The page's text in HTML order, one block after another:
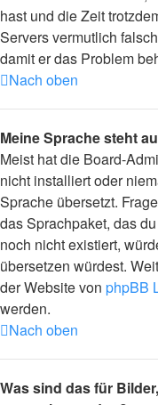
hast und die Zeit
Servers vermutlich
damit er das Problem
Nach oben
Meine Sprache steht
Meist hat die Board-
nicht installiert oder
Sprache übersetzt.
das Sprachpaket, das
noch nicht existiert,
übersetzen würdest.
der Website von phpBB
werden.
Nach oben
Was sind das für